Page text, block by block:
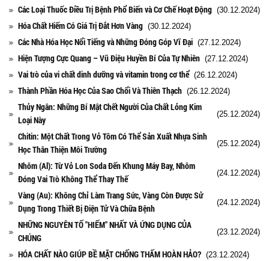
Các Loại Thuốc Điều Trị Bệnh Phổ Biến và Cơ Chế Hoạt Động (30.12.2024)
Hóa Chất Hiếm Có Giá Trị Đắt Hơn Vàng (30.12.2024)
Các Nhà Hóa Học Nổi Tiếng và Những Đóng Góp Vĩ Đại (27.12.2024)
Hiện Tượng Cực Quang – Vũ Điệu Huyền Bí Của Tự Nhiên (27.12.2024)
Vai trò của vi chất dinh dưỡng và vitamin trong cơ thể (26.12.2024)
Thành Phần Hóa Học Của Sao Chổi Và Thiên Thạch (26.12.2024)
Thủy Ngân: Những Bí Mật Chết Người Của Chất Lỏng Kim
Loại Này
(25.12.2024)
Chitin: Một Chất Trong Vỏ Tôm Có Thể Sản Xuất Nhựa Sinh
Học Thân Thiện Môi Trường
(25.12.2024)
Nhôm (Al): Từ Vỏ Lon Soda Đến Khung Máy Bay, Nhôm
Đóng Vai Trò Không Thể Thay Thế
(24.12.2024)
Vàng (Au): Không Chỉ Làm Trang Sức, Vàng Còn Được Sử
Dụng Trong Thiết Bị Điện Tử Và Chữa Bệnh
(24.12.2024)
NHỮNG NGUYÊN TỐ "HIẾM" NHẤT VÀ ỨNG DỤNG CỦA
CHÚNG
(23.12.2024)
HÓA CHẤT NÀO GIÚP BỀ MẶT CHỐNG THẤM HOÀN HẢO? (23.12.2024)